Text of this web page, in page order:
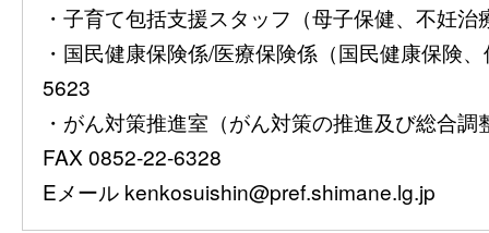
・子育て包括支援スタッフ（母子保健、不妊
・国民健康保険係/医療保険係（国民健康保険
5623
・がん対策推進室（がん対策の推進及び総合
FAX 0852-22-6328
Eメール kenkosuishin@pref.shimane.lg.jp